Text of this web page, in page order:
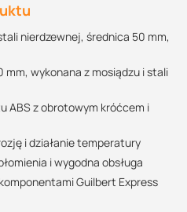
nierdzewnej, średnica 50 mm,
mm, wykonana z mosiądzu i stali
ABS z obrotowym króćcem i
i działanie temperatury
i wygodna obsługa
Guilbert Express